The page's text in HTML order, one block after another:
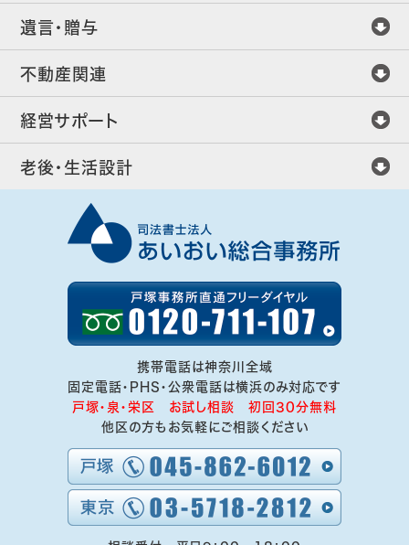
遺言・贈与
不動産関連
経営サポート
老後・生活設計
携帯電話は神奈川全域
固定電話・PHS・公衆電話は横浜のみ対応です
戸塚・泉・栄区 お試し相談 初回30分無料
他区の方もお気軽にご相談ください